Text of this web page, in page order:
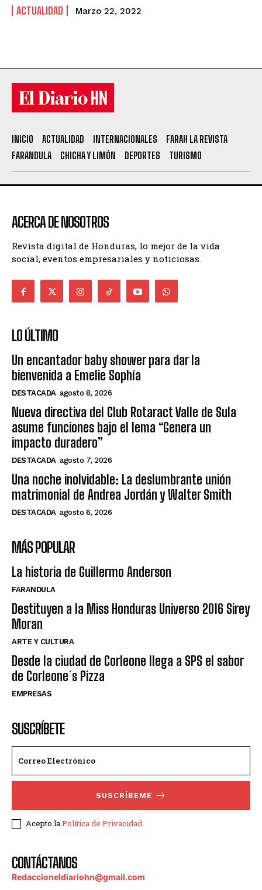
ACTUALIDAD Marzo 22, 2022
INICIO ACTUALIDAD INTERNACIONALES
FARAH LA REVISTA
FARANDULA
CHICHA Y LIMÓN DEPORTES TURISMO
ACERCA DE NOSOTROS
Revista digital de Honduras, lo mejor de la vida
social, eventos empresariales y noticiosas.
LO ÚLTIMO
Un encantador baby shower para dar la
bienvenida a Emelie Sophía
DESTACADA agosto 8, 2026
Nueva directiva del Club Rotaract Valle de Sula
asume funciones bajo el lema “Genera un
impacto duradero”
DESTACADA agosto 7, 2026
Una noche inolvidable: La deslumbrante unión
matrimonial de Andrea Jordán y Walter Smith
DESTACADA agosto 6, 2026
MÁS POPULAR
La historia de Guillermo Anderson
FARANDULA
Destituyen a la Miss Honduras Universo 2016 Sirey
Moran
ARTE Y CULTURA
Desde la ciudad de Corleone llega a SPS el sabor
de Corleone´s Pizza
EMPRESAS
SUSCRÍBETE
SUSCRÍBEME
Acepto laPolítica de Privacidad.
CONTÁCTANOS
Redaccioneldiariohn@gmail.com